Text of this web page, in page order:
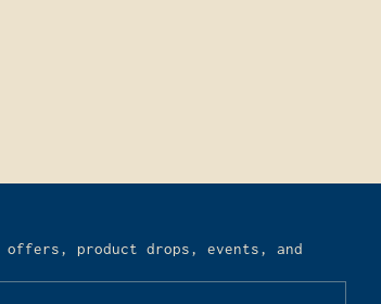
product drops, events, and